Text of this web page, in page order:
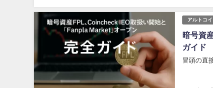
アルトコ
暗号資
ガイド
冒頭の直